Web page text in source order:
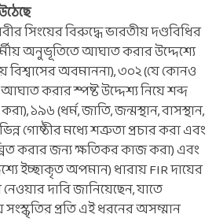
সিংয়ের বিরুদ্ধে ভারতীয় দণ্ডবিধির
অনুভূতিতে আঘাত করার উদ্দেশ্যে
বিশ্বাসের অবমাননা), ৩০২ (যে কোনও
করার স্পষ্ট উদ্দেশ্য নিয়ে শব্দ
১৯৬ (ধর্ম, জাতি, জন্মস্থান, বাসস্থান,
গোষ্ঠীর মধ্যে শত্রুতা প্রচার করা এবং
করার জন্য ক্ষতিকর কাজ করা) এবং
ইচ্ছাকৃত অপমান) ধারায় FIR দায়ের
দাবি জানিয়েছেন, যাতে
সংস্কৃতির প্রতি এই ধরনের অসম্মান